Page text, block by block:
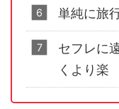
単純に旅
セフレに
くより楽